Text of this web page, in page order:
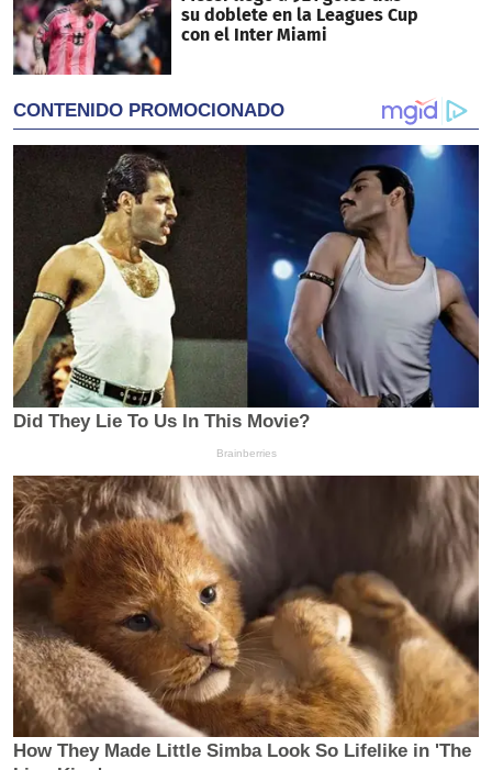
su doblete en la Leagues Cup
con el Inter Miami